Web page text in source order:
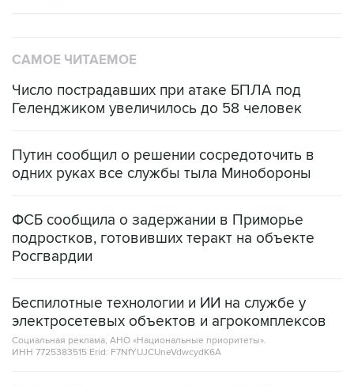
САМОЕ ЧИТАЕМОЕ
Число пострадавших при атаке БПЛА под
Геленджиком увеличилось до 58 человек
Путин сообщил о решении сосредоточить в
одних руках все службы тыла Минобороны
ФСБ сообщила о задержании в Приморье
подростков, готовивших теракт на объекте
Росгвардии
Беспилотные технологии и ИИ на службе у
электросетевых объектов и агрокомплексов
Социальная реклама, АНО «Национальные приоритеты».
ИНН 7725383515 Erid: F7NfYUJCUneVdwcydK6A